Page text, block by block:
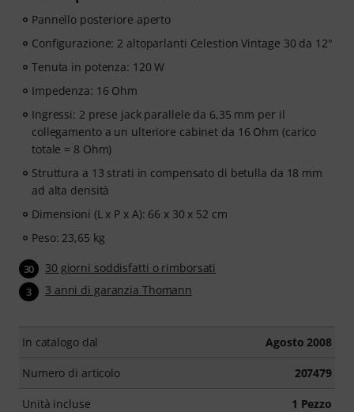
Pannello posteriore aperto
Configurazione: 2 altoparlanti Celestion Vintage 30 da 12"
Tenuta in potenza: 120 W
Impedenza: 16 Ohm
Ingressi: 2 prese jack parallele da 6,35 mm per il
collegamento a un ulteriore cabinet da 16 Ohm (carico
totale = 8 Ohm)
Struttura a 13 strati in compensato di betulla da 18 mm
ad alta densità
Dimensioni (L x P x A): 66 x 30 x 52 cm
Peso: 23,65 kg
30 30 giorni soddisfatti o rimborsati
3 3 anni di garanzia Thomann
In catalogo dal Agosto 2008
Numero di articolo 207479
Unità incluse 1 Pezzo